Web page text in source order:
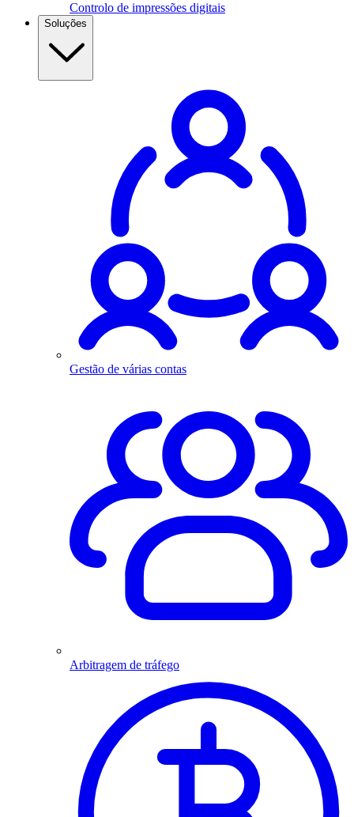
Controlo de impressões digitais
Soluções
Gestão de várias contas
Arbitragem de tráfego